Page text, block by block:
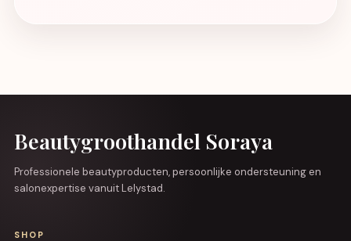
Beautygroothandel Soraya
Professionele beautyproducten, persoonlijke ondersteuning en
salonexpertise vanuit Lelystad.
SHOP